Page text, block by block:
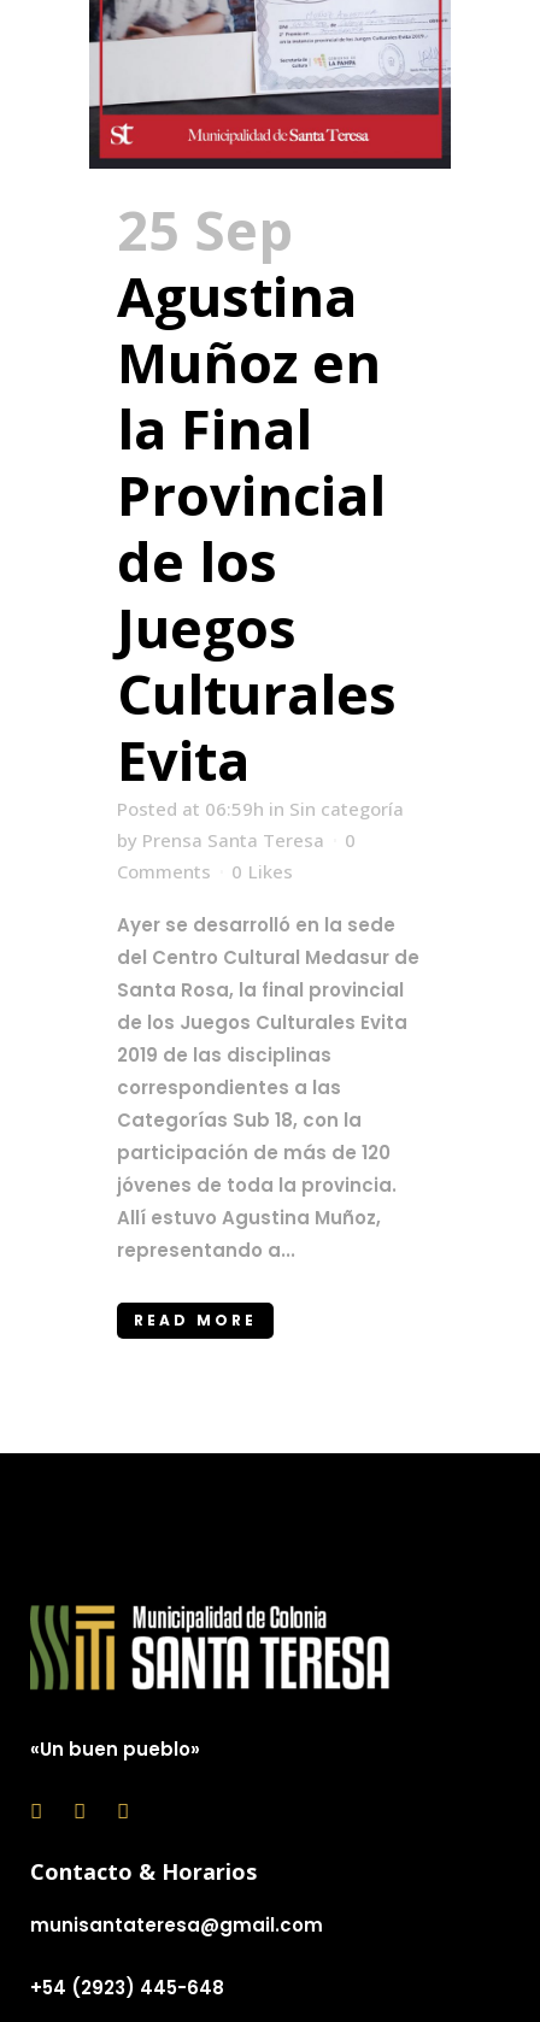
25 Sep
Agustina
Muñoz en
la Final
Provincial
de los
Juegos
Culturales
Evita
Posted at 06:59h in Sin categoría
by Prensa Santa Teresa
0
Comments
0 Likes
Ayer se desarrolló en la sede
del Centro Cultural Medasur de
Santa Rosa, la final provincial
de los Juegos Culturales Evita
2019 de las disciplinas
correspondientes a las
Categorías Sub 18, con la
participación de más de 120
jóvenes de toda la provincia.
Allí estuvo Agustina Muñoz,
representando a...
READ MORE
«Un buen pueblo»
Contacto & Horarios
munisantateresa@gmail.com
+54 (2923) 445-648